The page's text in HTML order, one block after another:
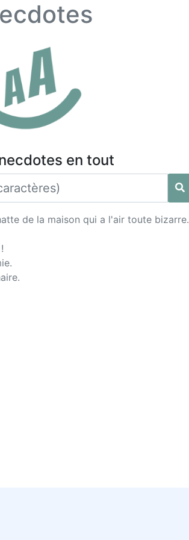
en tout
de la maison qui a l'air toute bizarre.